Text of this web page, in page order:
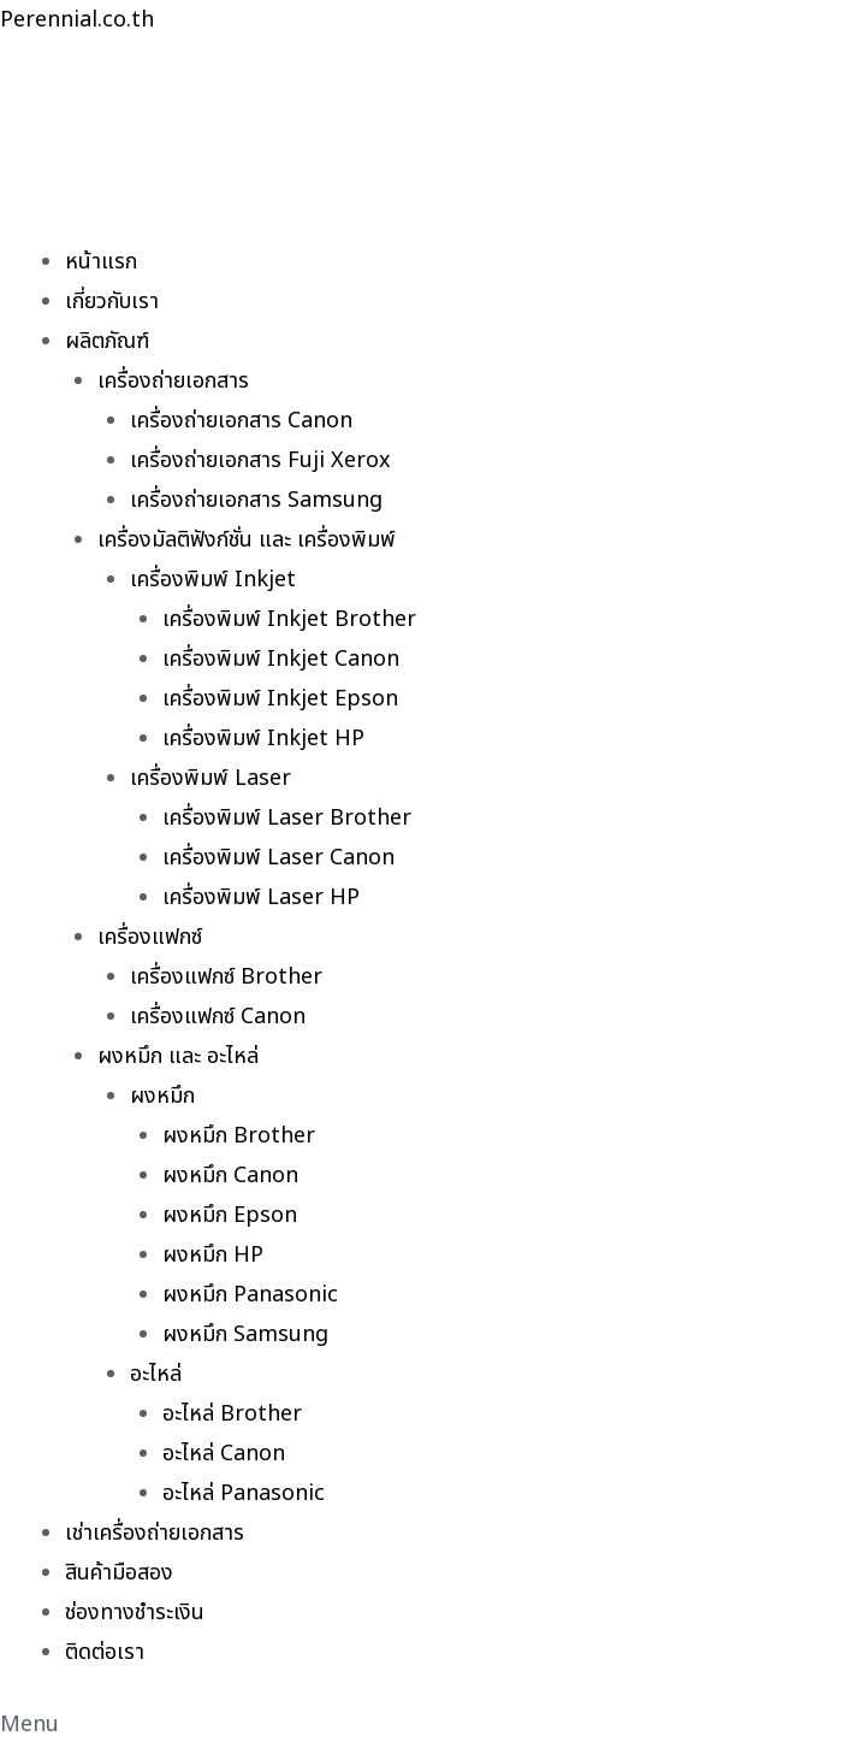
Skip
Perennial.co.th
หน้าแรก
เกี่ยวกับเรา
ผลิตภัณฑ์
เครื่องถ่ายเอกสาร
เครื่องถ่ายเอกสาร Canon
เครื่องถ่ายเอกสาร Fuji Xerox
เครื่องถ่ายเอกสาร Samsung
เครื่องมัลติฟังก์ชั่น และ เครื่องพิมพ์
เครื่องพิมพ์ Inkjet
เครื่องพิมพ์ Inkjet Brother
เครื่องพิมพ์ Inkjet Canon
เครื่องพิมพ์ Inkjet Epson
เครื่องพิมพ์ Inkjet HP
เครื่องพิมพ์ Laser
เครื่องพิมพ์ Laser Brother
เครื่องพิมพ์ Laser Canon
เครื่องพิมพ์ Laser HP
เครื่องแฟกซ์
เครื่องแฟกซ์ Brother
เครื่องแฟกซ์ Canon
ผงหมึก และ อะไหล่
ผงหมึก
ผงหมึก Brother
ผงหมึก Canon
ผงหมึก Epson
ผงหมึก HP
ผงหมึก Panasonic
ผงหมึก Samsung
อะไหล่
อะไหล่ Brother
อะไหล่ Canon
อะไหล่ Panasonic
เช่าเครื่องถ่ายเอกสาร
สินค้ามือสอง
ช่องทางชำระเงิน
ติดต่อเรา
Menu